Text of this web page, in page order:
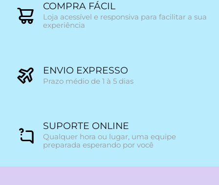
COMPRA FÁCIL
Loja acessível e responsiva para facilitar a sua
experiência
ENVIO EXPRESSO
Prazo médio de 1 à 5 dias
SUPORTE ONLINE
Qualquer hora ou lugar, uma equipe
preparada esperando por você